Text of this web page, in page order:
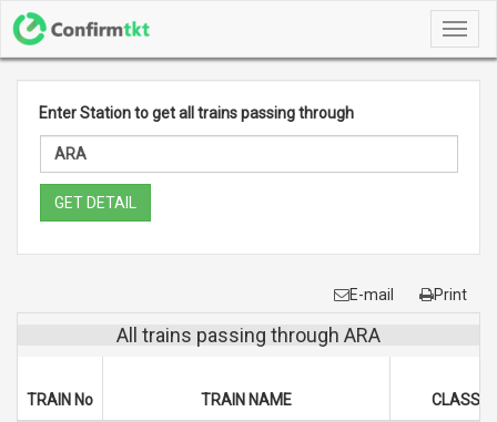
Enter Station to get all trains passing through
GET DETAIL
E-mail Print
All trains passing through ARA
TRAIN No TRAIN NAME